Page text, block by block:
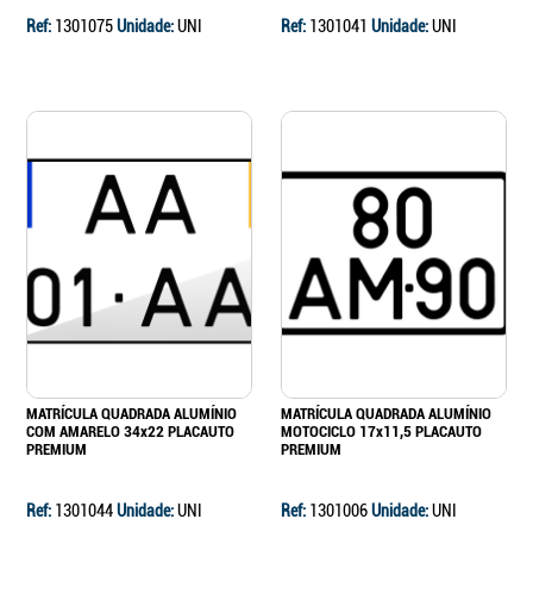
Ref: 1301075Unidade:UNI Ref: 1301041 Unidade:UNI
MATRÍCULA QUADRADA ALUMÍNIO
COM AMARELO 34x22 PLACAUTO
PREMIUM
Ref: 1301044Unidade:UNI
MATRÍCULA QUADRADA ALUMÍNIO
MOTOCICLO 17x11,5 PLACAUTO
PREMIUM
Ref: 1301006Unidade:UNI